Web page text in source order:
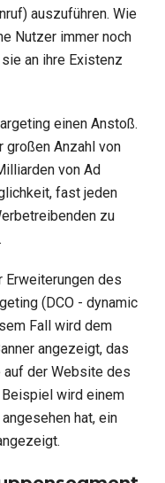
auszuführen. Wie
Nutzer immer noch
an ihre Existenz
einen Anstoß.
großen Anzahl von
von Ad
fast jeden
zu
Erweiterungen des
(DCO - dynamic
Fall wird dem
angezeigt, das
der Website des
wird einem
hat, ein